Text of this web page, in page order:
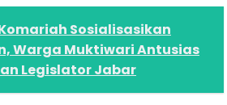
Sosialisasikan
Warga Muktiwari Antusias
Legislator Jabar